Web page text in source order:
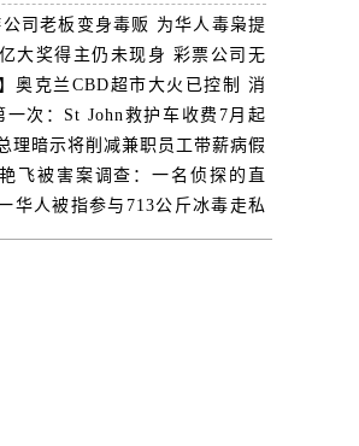
司老板变身毒贩 为华人毒枭提
毒原料
大奖得主仍未现身 彩票公司无
】奥克兰CBD超市大火已控制 消
留守清理
一次：St John救护车收费7月起
理暗示将削减兼职员工带薪病假
争议
飞被害案调查：一名侦探的直
手机与一年搜寻
华人被指参与713公斤冰毒走私
受审